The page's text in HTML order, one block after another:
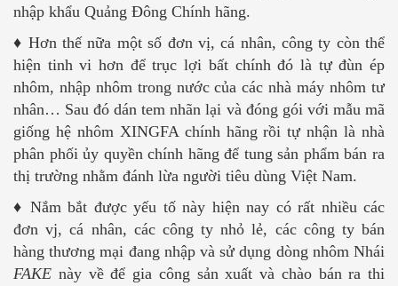
nhập khẩu Quảng Đông Chính hãng.
♦ Hơn thế nữa một số đơn vị, cá nhân, công ty còn thể
hiện tinh vi hơn để trục lợi bất chính đó là tự đùn ép
nhôm, nhập nhôm trong nước của các nhà máy nhôm tư
nhân… Sau đó dán tem nhãn lại và đóng gói với mẫu mã
giống hệ nhôm XINGFA chính hãng rồi tự nhận là nhà
phân phối ủy quyền chính hãng để tung sản phẩm bán ra
thị trường nhằm đánh lừa người tiêu dùng Việt Nam.
♦ Nắm bắt được yếu tố này hiện nay có rất nhiều các
đơn vj, cá nhân, các công ty nhỏ lẻ, các công ty bán
hàng thương mại đang nhập và sử dụng dòng nhôm Nhái
FAKE này về để gia công sản xuất và chào bán ra thi